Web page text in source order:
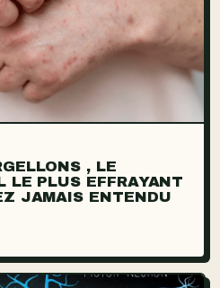
, LE
LE PLUS EFFRAYANT
JAMAIS ENTENDU